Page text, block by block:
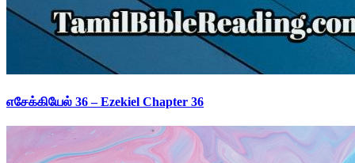
எசேக்கியேல் 36 – Ezekiel Chapter 36